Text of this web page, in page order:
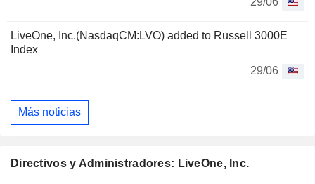
LiveOne, Inc.(NasdaqCM:LVO) added to Russell 3000E
Index
29/06
Más noticias
Directivos y Administradores: LiveOne, Inc.